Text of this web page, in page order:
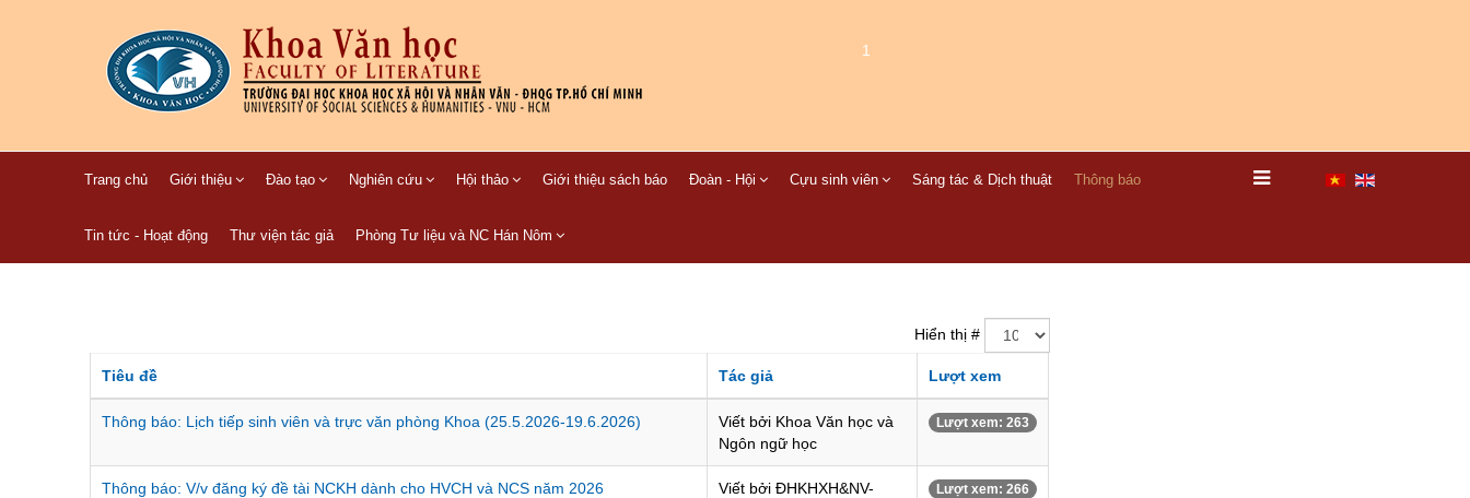
1
Trang chủ Giới thiệu Đào tạo Nghiên cứu Hội thảo Giới thiệu sách báo Đoàn - Hội Cựu sinh viên Sáng tác & Dịch thuật Thông báo
Tin tức - Hoạt động Thư viện tác giả Phòng Tư liệu và NC Hán Nôm
Hiển thị #
Tiêu đề Tác giả Lượt xem
Thông báo: Lịch tiếp sinh viên và trực văn phòng Khoa (25.5.2026-19.6.2026)
Viết bởi Khoa Văn học và
Ngôn ngữ học
Lượt xem: 263
Thông báo: V/v đăng ký đề tài NCKH dành cho HVCH và NCS năm 2026
Viết bởi ĐHKHXH&NV-
Lượt xem: 266